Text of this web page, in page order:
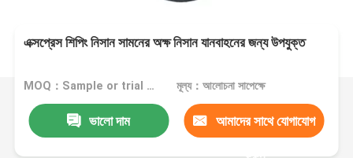
এক্সপ্রেস শিপিং নিসান সামনের অক্ষ নিসান যানবাহনের জন্য উপযুক্ত
MOQ：Sample or trial order is accepted মূল্য：আলোচনা সাপেক্ষে
ভালো দাম আমাদের সাথে যোগাযোগ
করুন